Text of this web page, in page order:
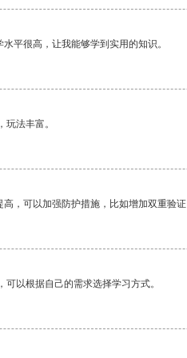
平很高，让我能够学到实用的知识。
法丰富。
，可以加强防护措施，比如增加双重验
以根据自己的需求选择学习方式。